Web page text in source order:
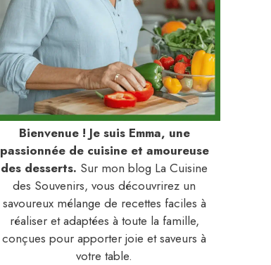
Bienvenue ! Je suis Emma, une
passionnée de cuisine et amoureuse
des desserts. Sur mon blog La Cuisine
des Souvenirs, vous découvrirez un
savoureux mélange de recettes faciles à
réaliser et adaptées à toute la famille,
conçues pour apporter joie et saveurs à
votre table.